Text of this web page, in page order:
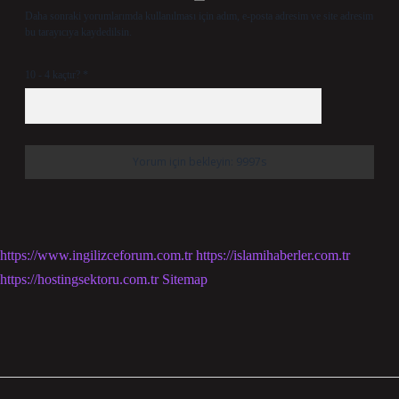
Daha sonraki yorumlarımda kullanılması için adım, e-posta adresim ve site adresim
bu tarayıcıya kaydedilsin.
10 - 4 kaçtır? *
https://www.ingilizceforum.com.tr https://islamihaberler.com.tr
https://hostingsektoru.com.tr Sitemap